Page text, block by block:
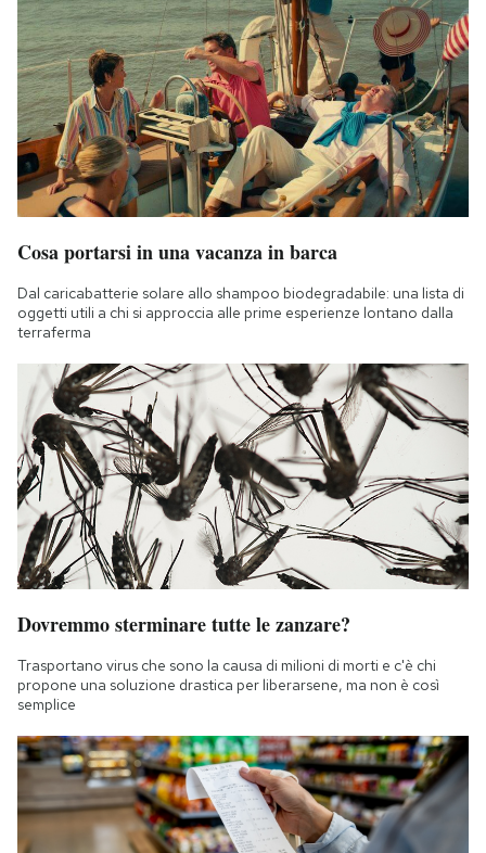
Cosa portarsi in una vacanza in barca
Dal caricabatterie solare allo shampoo biodegradabile: una lista di
oggetti utili a chi si approccia alle prime esperienze lontano dalla
terraferma
Dovremmo sterminare tutte le zanzare?
Trasportano virus che sono la causa di milioni di morti e c'è chi
propone una soluzione drastica per liberarsene, ma non è così
semplice